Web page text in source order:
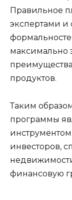
Правильное
экспертами
максимально
продуктов.
Таким
программы
инвесторов,
финансовую